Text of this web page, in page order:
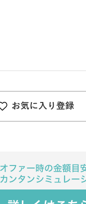
お気に入り登録